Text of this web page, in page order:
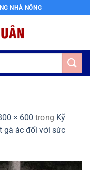
NHÀ NÔNG
× 600 trong Kỹ
gà ác đối với sức